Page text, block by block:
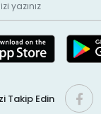
Takip Edin